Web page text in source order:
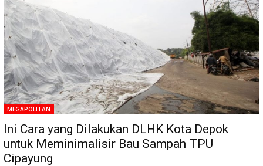
MEGAPOLITAN
Ini Cara yang Dilakukan DLHK Kota Depok
untuk Meminimalisir Bau Sampah TPU
Cipayung